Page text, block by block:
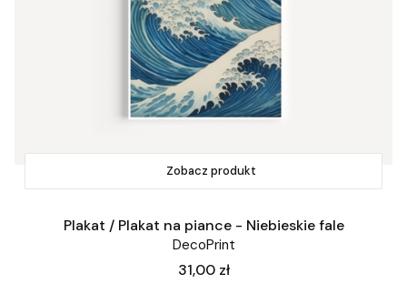
Zobacz produkt
Plakat / Plakat na piance - Niebieskie fale
DecoPrint
Cena
31,00 zł